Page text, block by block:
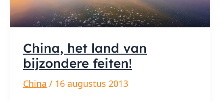
China, het land van
bijzondere feiten!
China / 16 augustus 2013